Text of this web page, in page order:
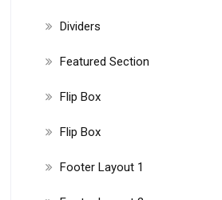
Dividers
Featured Section
Flip Box
Flip Box
Footer Layout 1